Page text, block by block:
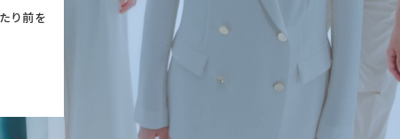
り前を